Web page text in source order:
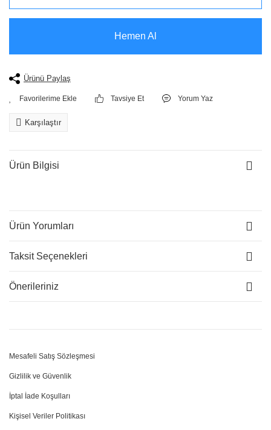
Hemen Al
Ürünü Paylaş
Tavsiye Et Yorum Yaz
Karşılaştır
Ürün Bilgisi
Ürün Yorumları
Taksit Seçenekleri
Önerileriniz
Mesafeli Satış Sözleşmesi
Gizlilik ve Güvenlik
İptal İade Koşulları
Kişisel Veriler Politikası